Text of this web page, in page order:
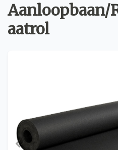
Aanloopbaan/
aatrol